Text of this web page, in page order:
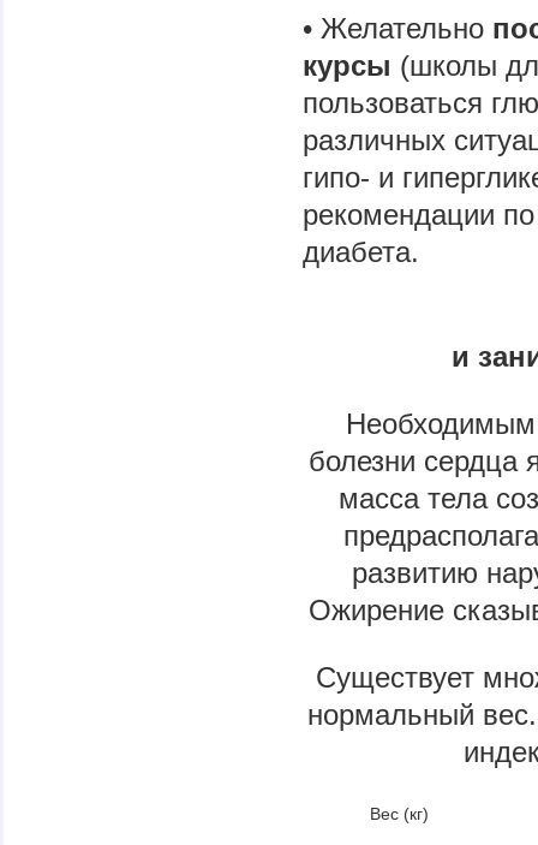
• Желательно
курсы (школы
пользоваться
различных
гипо- и
рекомендации
диабета.
и
болезни сердца
масса тела
развитию
Ожирение
Существует
нормальный
Вес (кг)